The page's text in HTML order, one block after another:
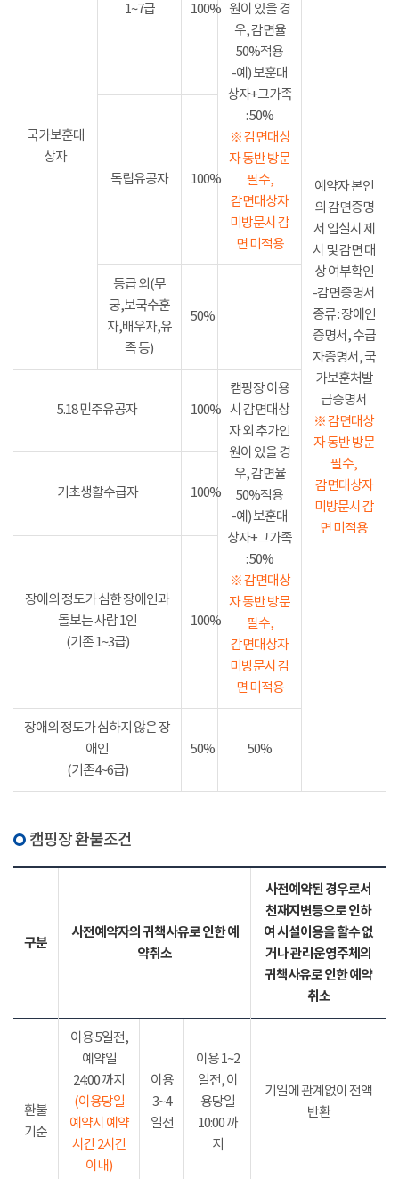
국가보훈대
상자
1~7급 100% 원이 있을 경
우, 감면율
50%적용
-예) 보훈대
상자+그가족
: 50%
※ 감면대상
자 동반 방문
필수,
감면대상자
미방문시 감
면 미적용
예약자 본인
의 감면증명
서 입실시 제
시 및 감면 대
상 여부확인
-감면증명서
종류 : 장애인
증명서, 수급
자증명서, 국
가보훈처발
급증명서
※ 감면대상
자 동반 방문
필수,
감면대상자
미방문시 감
면 미적용
독립유공자 100%
등급 외(무
궁,보국수훈
자,배우자,유
족 등)
50%
5.18 민주유공자 100%
캠핑장 이용
시 감면대상
자 외 추가인
원이 있을 경
우, 감면율
50%적용
-예) 보훈대
상자+그가족
: 50%
※ 감면대상
자 동반 방문
필수,
감면대상자
미방문시 감
면 미적용
기초생활수급자 100%
장애의 정도가 심한 장애인과
돌보는 사람 1인
(기존 1~3급)
100%
장애의 정도가 심하지 않은 장
애인
(기존4~6급)
50% 50%
캠핑장 환불조건
구분
사전예약자의 귀책사유로 인한 예
약취소
사전예약된 경우로서
천재지변등으로 인하
여 시설이용을 할수 없
거나 관리운영주체의
귀책사유로 인한 예약
취소
환불
기준
이용 5일전,
예약일
24:00 까지
(이용당일
예약시 예약
시간 2시간
이내)
이용
3~4
일전
이용 1~2
일전, 이
용당일
10:00 까
지
기일에 관계없이 전액
반환